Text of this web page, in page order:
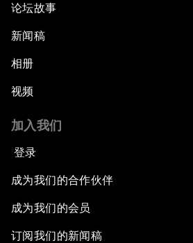
论坛故事
新闻稿
相册
视频
加入我们
登录
成为我们的合作伙伴
成为我们的会员
订阅我们的新闻稿